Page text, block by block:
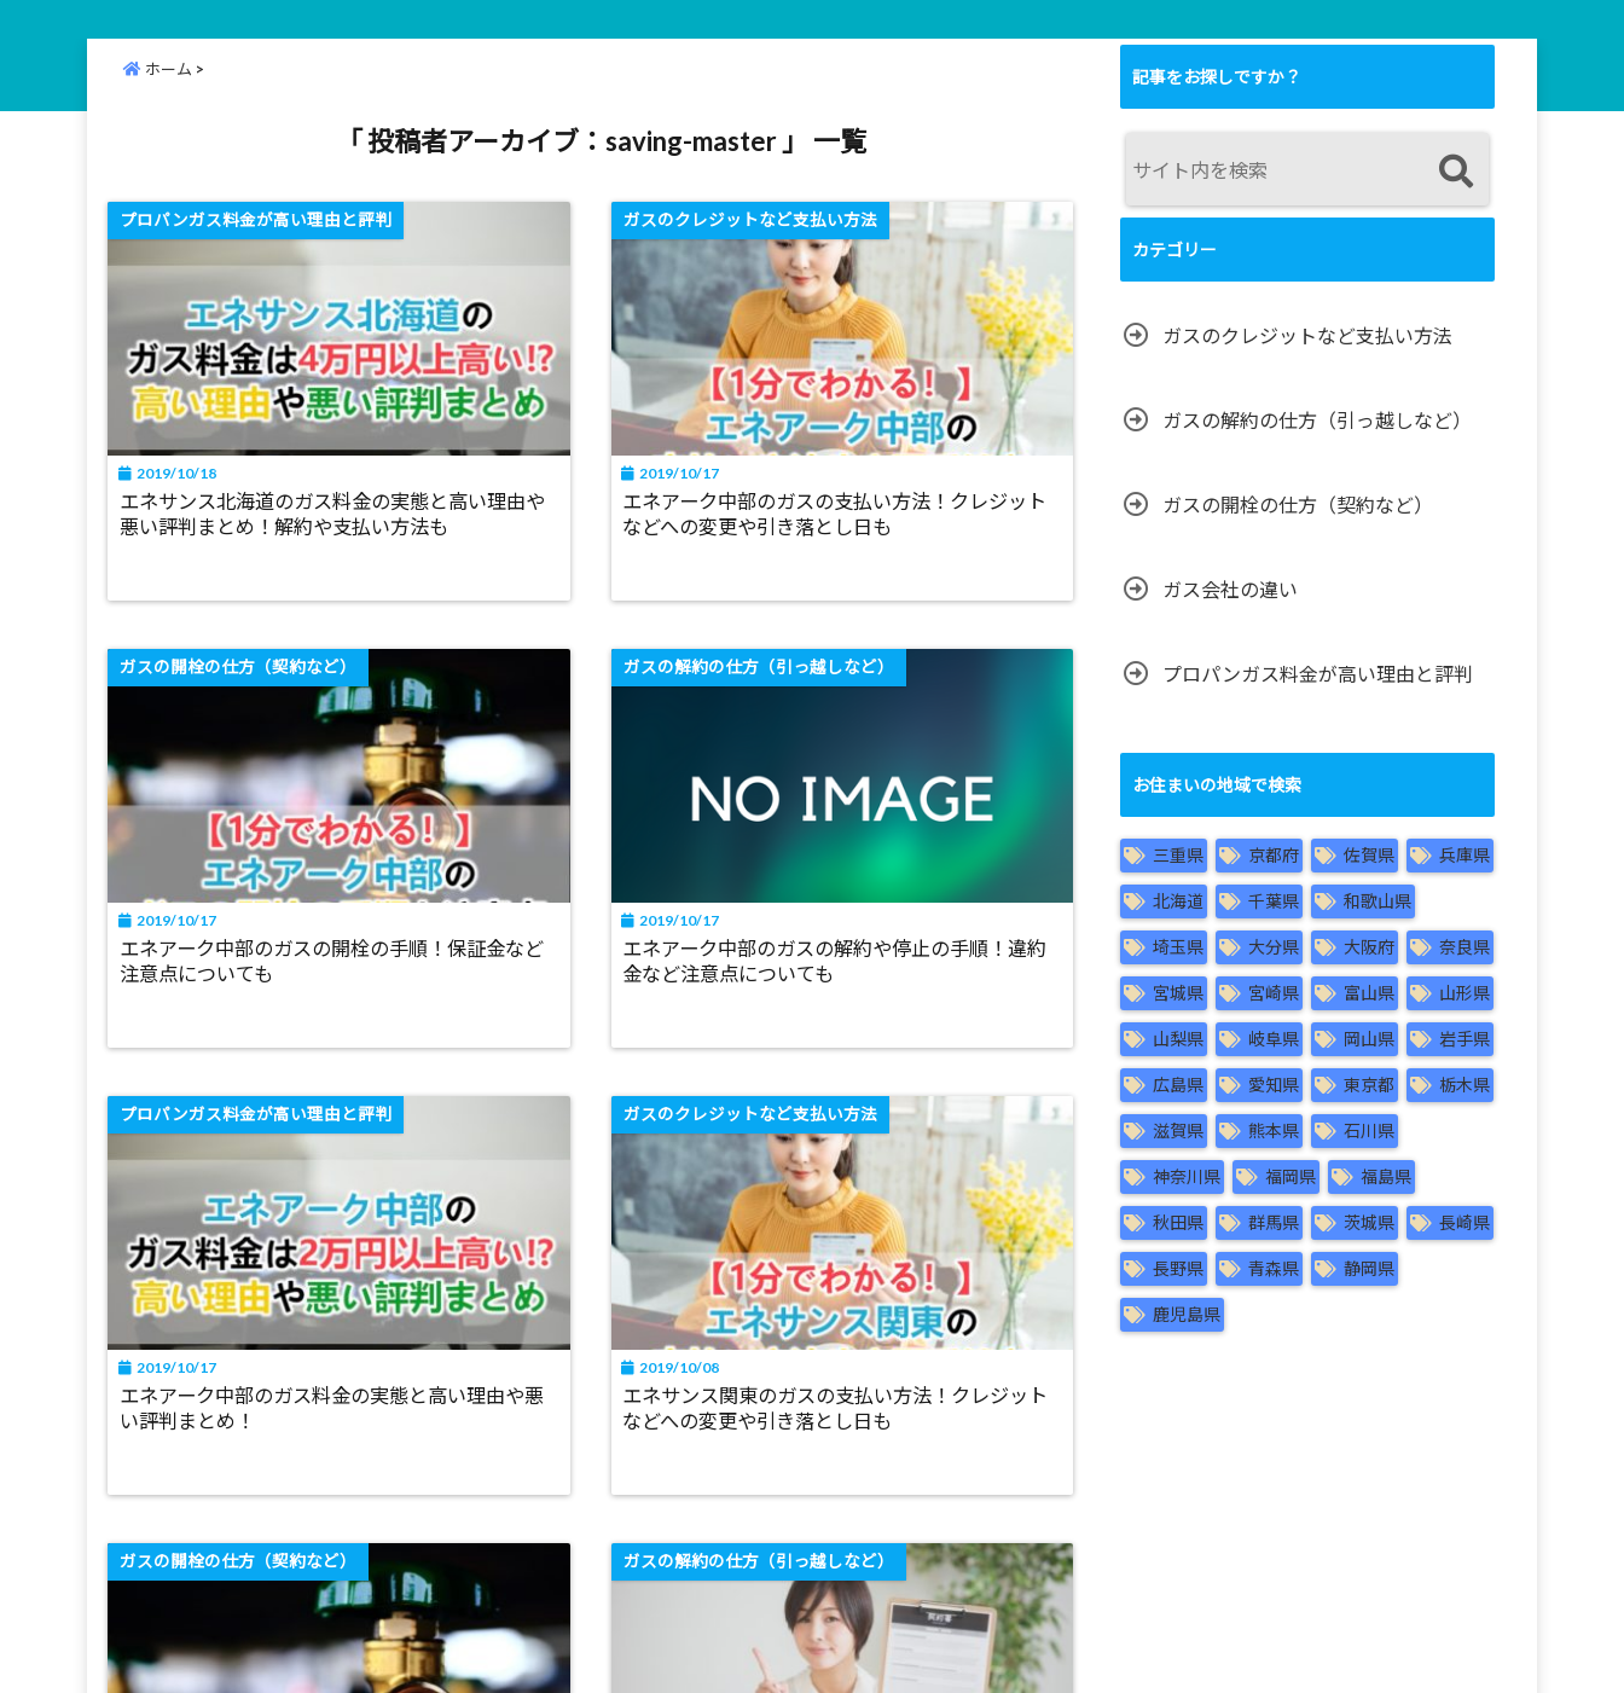
ホーム >
「 投稿者アーカイブ：saving-master 」 一覧
プロパンガス料金が高い理由と評判
2019/10/18
エネサンス北海道のガス料金の実態と高い理由や
悪い評判まとめ！解約や支払い方法も
ガスのクレジットなど支払い方法
2019/10/17
エネアーク中部のガスの支払い方法！クレジット
などへの変更や引き落とし日も
ガスの開栓の仕方（契約など）
2019/10/17
エネアーク中部のガスの開栓の手順！保証金など
注意点についても
ガスの解約の仕方（引っ越しなど）
2019/10/17
エネアーク中部のガスの解約や停止の手順！違約
金など注意点についても
プロパンガス料金が高い理由と評判
2019/10/17
エネアーク中部のガス料金の実態と高い理由や悪
い評判まとめ！
ガスのクレジットなど支払い方法
2019/10/08
エネサンス関東のガスの支払い方法！クレジット
などへの変更や引き落とし日も
ガスの開栓の仕方（契約など） ガスの解約の仕方（引っ越しなど）
記事をお探しですか？
カテゴリー
ガスのクレジットなど支払い方法
ガスの解約の仕方（引っ越しなど）
ガスの開栓の仕方（契約など）
ガス会社の違い
プロパンガス料金が高い理由と評判
お住まいの地域で検索
三重県 京都府 佐賀県 兵庫県
北海道 千葉県 和歌山県
埼玉県 大分県 大阪府 奈良県
宮城県 宮崎県 富山県 山形県
山梨県 岐阜県 岡山県 岩手県
広島県 愛知県 東京都 栃木県
滋賀県 熊本県 石川県
神奈川県 福岡県 福島県
秋田県 群馬県 茨城県 長崎県
長野県 青森県 静岡県
鹿児島県